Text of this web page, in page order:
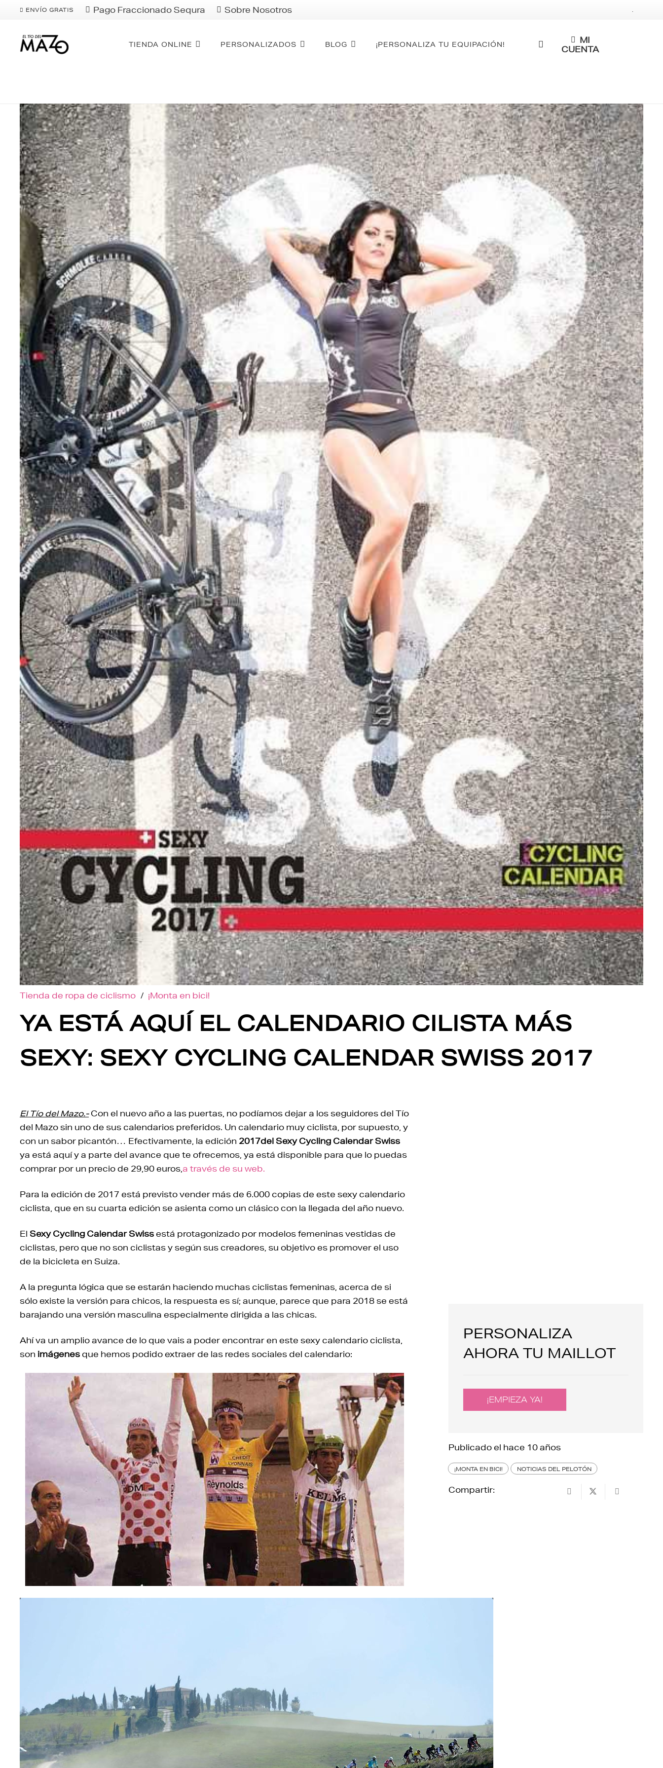
ENVÍO GRATIS Pago Fraccionado Sequra Sobre Nosotros .
TIENDA ONLINE PERSONALIZADOS BLOG ¡PERSONALIZA TU EQUIPACIÓN!
MI
CUENTA
Tienda de ropa de ciclismo / ¡Monta en bici!
YA ESTÁ AQUÍ EL CALENDARIO CILISTA MÁS
SEXY: SEXY CYCLING CALENDAR SWISS 2017
El Tío del Mazo.-Con el nuevo año a las puertas, no podíamos dejar a los seguidores del Tío
del Mazo sin uno de sus calendarios preferidos. Un calendario muy ciclista, por supuesto, y
con un sabor picantón… Efectivamente, la edición 2017del Sexy Cycling Calendar Swiss
ya está aquí y a parte del avance que te ofrecemos, ya está disponible para que lo puedas
comprar por un precio de 29,90 euros,a través de su web.
Para la edición de 2017 está previsto vender más de 6.000 copias de este sexy calendario
ciclista, que en su cuarta edición se asienta como un clásico con la llegada del año nuevo.
El Sexy Cycling Calendar Swissestá protagonizado por modelos femeninas vestidas de
ciclistas, pero que no son ciclistas y según sus creadores, su objetivo es promover el uso
de la bicicleta en Suiza.
A la pregunta lógica que se estarán haciendo muchas ciclistas femeninas, acerca de si
sólo existe la versión para chicos, la respuesta es sí; aunque, parece que para 2018 se está
barajando una versión masculina especialmente dirigida a las chicas.
Ahí va un amplio avance de lo que vais a poder encontrar en este sexy calendario ciclista,
son imágenesque hemos podido extraer de las redes sociales del calendario:
PERSONALIZA
AHORA TU MAILLOT
¡EMPIEZA YA!
Publicado el hace 10 años
¡MONTA EN BICI! NOTICIAS DEL PELOTÓN
Compartir: